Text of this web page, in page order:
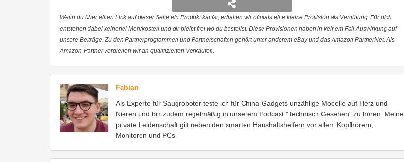
Wenn du über einen Link auf dieser Seite ein Produkt kaufst, erhalten wir oftmals eine kleine Provision als Vergütung. Für dich
entstehen dabei keinerlei Mehrkosten und dir bleibt frei wo du bestellst. Diese Provisionen haben in keinem Fall Auswirkung auf
unsere Beiträge. Zu den Partnerprogrammen und Partnerschaften gehört unter anderem eBay und das Amazon PartnerNet. Als
Amazon-Partner verdienen wir an qualifizierten Verkäufen.
Fabian
Als Experte für Saugroboter teste ich für China-Gadgets unzählige Modelle auf Herz und
Nieren und bin zudem regelmäßig in unserem Podcast "Technisch Gesehen" zu hören. Meine
private Leidenschaft gilt neben den smarten Haushaltshelfern vor allem Kopfhörern,
Monitoren und PCs.